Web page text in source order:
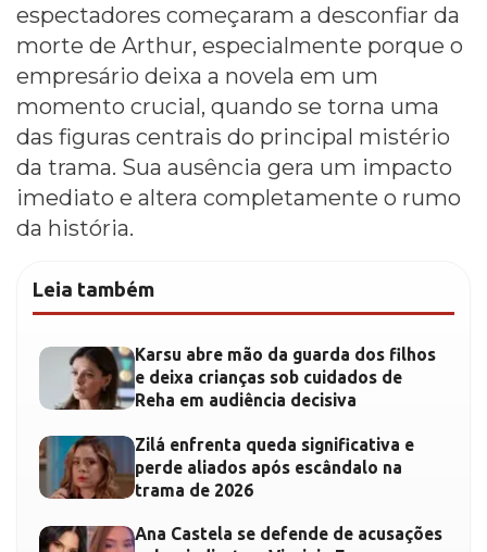
espectadores começaram a desconfiar da
morte de Arthur, especialmente porque o
empresário deixa a novela em um
momento crucial, quando se torna uma
das figuras centrais do principal mistério
da trama. Sua ausência gera um impacto
imediato e altera completamente o rumo
da história.
Leia também
Karsu abre mão da guarda dos filhos
e deixa crianças sob cuidados de
Reha em audiência decisiva
Zilá enfrenta queda significativa e
perde aliados após escândalo na
trama de 2026
Ana Castela se defende de acusações